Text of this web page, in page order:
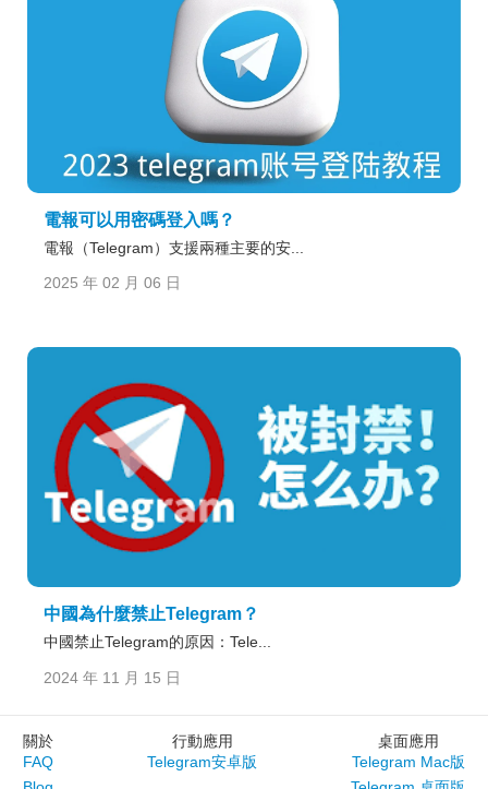
電報可以用密碼登入嗎？
電報（Telegram）支援兩種主要的安...
2025 年 02 月 06 日
中國為什麼禁止Telegram？
中國禁止Telegram的原因：Tele...
2024 年 11 月 15 日
關於
FAQ
行動應用
Telegram安卓版
桌面應用
Telegram Mac版